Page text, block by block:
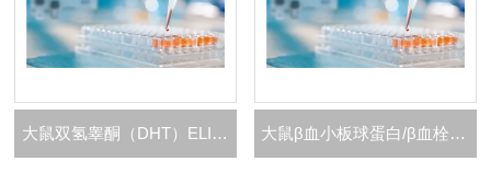
大鼠双氢睾酮（DHT）ELISA 试剂盒 大鼠β血小板球蛋白/β血栓环蛋白（β-TG）ELISA 试剂盒